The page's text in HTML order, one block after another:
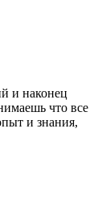
и наконец
что все
и знания,